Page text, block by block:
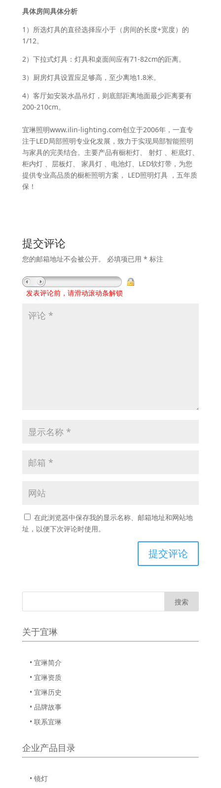
具体房间具体分析
1）所选灯具的直径选择应小于（房间的长度+宽度）的
1/12。
2）下拉式灯具：灯具和桌面间应有71-82cm的距离。
3）厨房灯具设置应足够高，至少离地1.8米。
4）客厅如安装水晶吊灯，则底部距离地面最少距离要有
200-210cm。
宜琳照明www.ilin-lighting.com创立于2006年，一直专
注于LED局部照明专业化发展，致力于实现局部智能照明
与家具的完美结合。主要产品有橱柜灯、 射灯 、柜底灯、
柜内灯 、层板灯、 家具灯 、电池灯、LED软灯带，为您
提供专业高品质的橱柜照明方案， LED照明灯具 ，五年质
保！
提交评论
您的邮箱地址不会被公开。 必填项已用 * 标注
发表评论前，请滑动滚动条解锁
在此浏览器中保存我的显示名称、邮箱地址和网站地
址，以便下次评论时使用。
关于宜琳
• 宜琳简介
• 宜琳资质
• 宜琳历史
• 品牌故事
• 联系宜琳
企业产品目录
• 镜灯